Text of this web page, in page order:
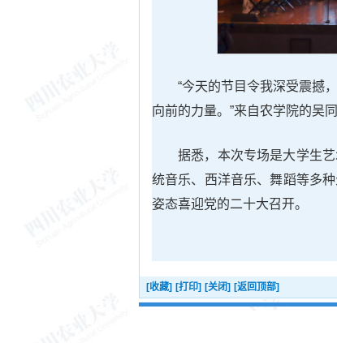
“今天的节目令我深受震撼
向前的力量。”来自农学院的吴
据悉，本次专场是大学生
统音乐、西洋音乐、舞蹈等多
姿态喜迎党的二十大召开。
[收藏] [打印] [关闭] [返回顶部]